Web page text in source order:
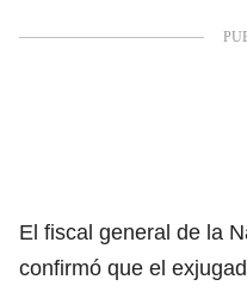
El fiscal general de la
confirmó que el